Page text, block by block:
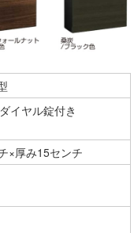
イヤル錠付き
×厚み15センチ